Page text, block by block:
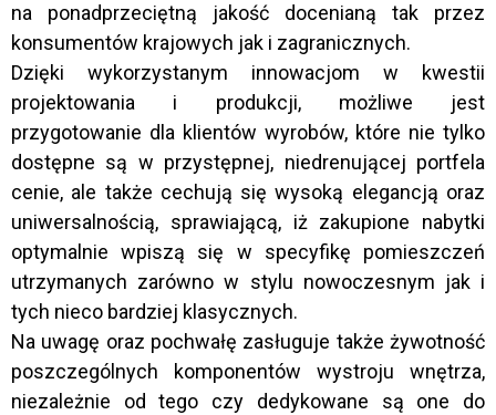
na ponadprzeciętną jakość docenianą tak przez
konsumentów krajowych jak i zagranicznych.
Dzięki wykorzystanym innowacjom w kwestii
projektowania i produkcji, możliwe jest
przygotowanie dla klientów wyrobów, które nie tylko
dostępne są w przystępnej, niedrenującej portfela
cenie, ale także cechują się wysoką elegancją oraz
uniwersalnością, sprawiającą, iż zakupione nabytki
optymalnie wpiszą się w specyfikę pomieszczeń
utrzymanych zarówno w stylu nowoczesnym jak i
tych nieco bardziej klasycznych.
Na uwagę oraz pochwałę zasługuje także żywotność
poszczególnych komponentów wystroju wnętrza,
niezależnie od tego czy dedykowane są one do